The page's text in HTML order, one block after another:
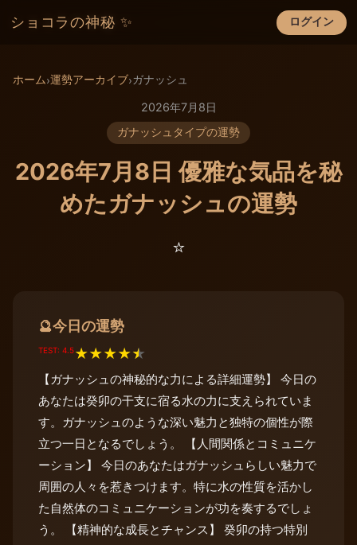
ショコラの神秘 ✨ ログイン
×
ホーム›運勢アーカイブ›ガナッシュ
2026年7月8日
ガナッシュタイプの運勢
2026年7月8日 優雅な気品を秘
めたガナッシュの運勢
⭐️
🔮今日の運勢
TEST: 4.5★★★★★
【ガナッシュの神秘的な力による詳細運勢】 今日の
あなたは癸卯の干支に宿る水の力に支えられていま
す。ガナッシュのような深い魅力と独特の個性が際
立つ一日となるでしょう。 【人間関係とコミュニケ
ーション】 今日のあなたはガナッシュらしい魅力で
周囲の人々を惹きつけます。特に水の性質を活かし
た自然体のコミュニケーションが功を奏するでしょ
う。 【精神的な成長とチャンス】 癸卯の持つ特別